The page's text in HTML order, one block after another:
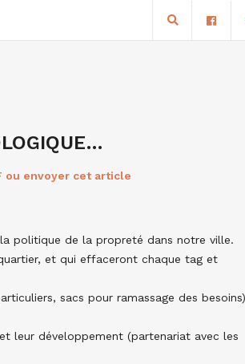
ou envoyer cet article
politique de la propreté dans notre ville.
et qui effaceront chaque tag et
sacs pour ramassage des
leur développement (partenariat avec les